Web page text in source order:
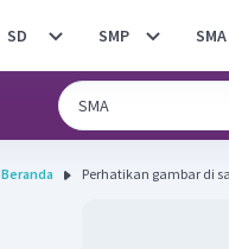
SD SMP SMA
Beranda